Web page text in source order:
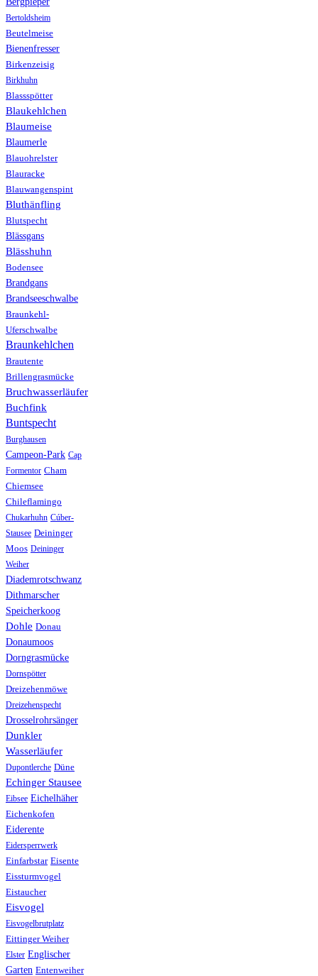
Bertoldsheim
Beutelmeise
Bienenfresser
Birkenzeisig
Birkhuhn
Blassspötter
Blaukehlchen
Blaumeise
Blaumerle
Blauohrelster
Blauracke
Blauwangenspint
Bluthänfling
Blutspecht
Blässgans
Blässhuhn
Bodensee
Brandgans
Brandseeschwalbe
Braunkehl-
Uferschwalbe
Braunkehlchen
Brautente
Brillengrasmücke
Bruchwasserläufer
Buchfink
Buntspecht
Burghausen
Campeon-Park Cap
Formentor Cham
Chiemsee
Chileflamingo
Chukarhuhn Cúber-
Stausee Deininger
Moos Deininger
Weiher
Diademrotschwanz
Dithmarscher
Speicherkoog
Dohle Donau
Donaumoos
Dorngrasmücke
Dornspötter
Dreizehenmöwe
Dreizehenspecht
Drosselrohrsänger
Dunkler
Wasserläufer
Dupontlerche Düne
Echinger Stausee
Eibsee Eichelhäher
Eichenkofen
Eiderente
Eidersperrwerk
Einfarbstar Eisente
Eissturmvogel
Eistaucher
Eisvogel
Eisvogelbrutplatz
Eittinger Weiher
Elster Englischer
Garten Entenweiher